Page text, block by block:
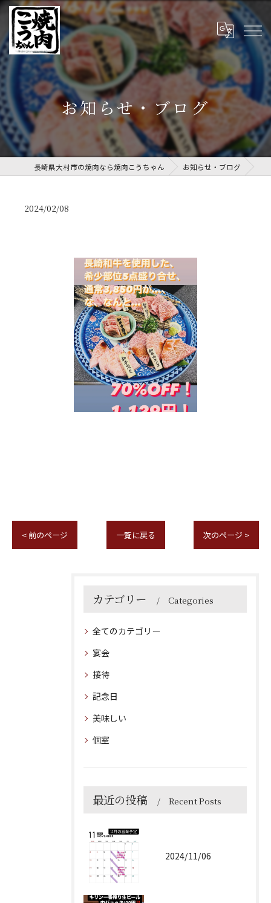
お知らせ・ブログ
長崎県大村市の焼肉なら焼肉こうちゃん お知らせ・ブログ
2024/02/08
< 前のページ 一覧に戻る 次のページ >
カテゴリー Categories
全てのカテゴリー
宴会
接待
記念日
美味しい
個室
最近の投稿 Recent Posts
2024/11/06